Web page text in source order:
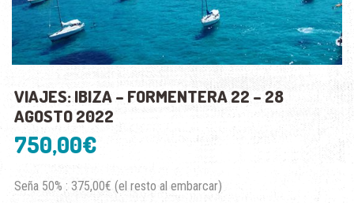
VIAJES: IBIZA – FORMENTERA 22 – 28
AGOSTO 2022
750,00€
Seña 50% : 375,00€ (el resto al embarcar)